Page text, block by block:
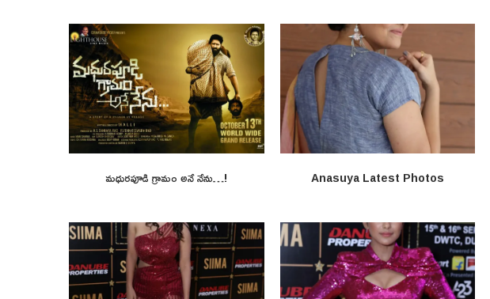
మధురపూడి గ్రామం అనే నేను…! Anasuya Latest Photos